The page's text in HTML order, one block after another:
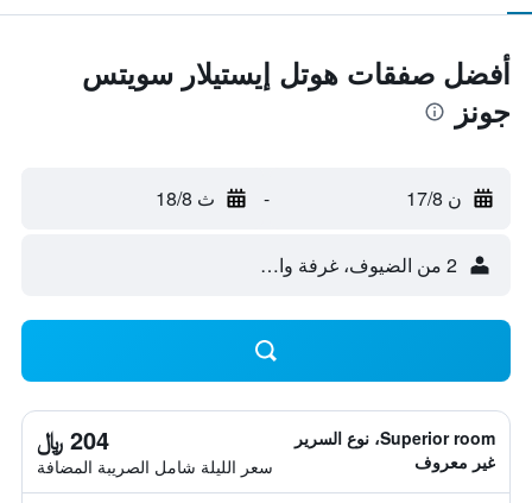
أفضل صفقات هوتل إيستيلار سويتس
جونز
ن 17/8 - ث 18/8
2 من الضيوف، غرفة واحدة
Superior room، نوع السرير
غير معروف
204 ﷼
سعر الليلة شامل الصريبة المضافة